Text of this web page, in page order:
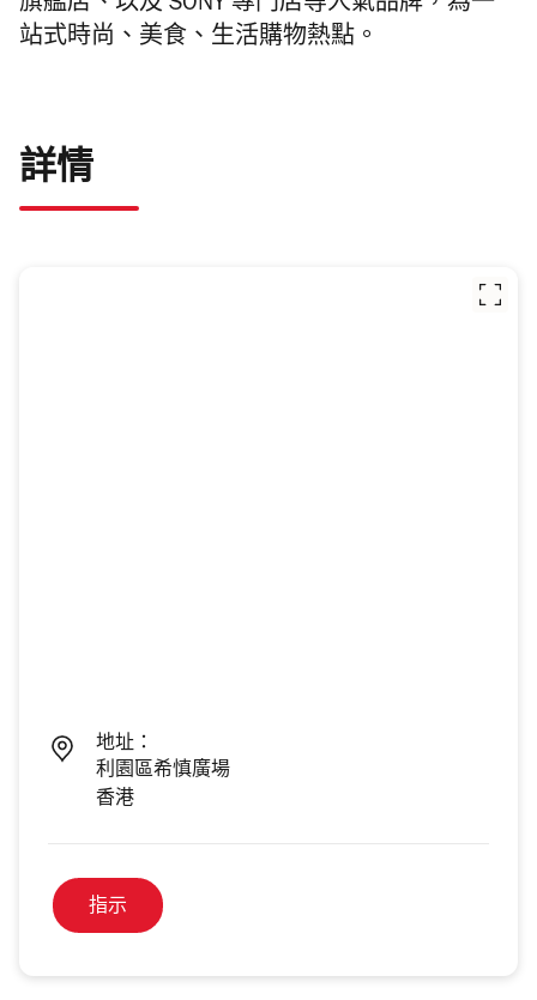
旗艦店、以及 SONY 專門店等人氣品牌，為一
站式時尚、美食、生活購物熱點。
詳情
地址：
利園區希慎廣場
香港
指示